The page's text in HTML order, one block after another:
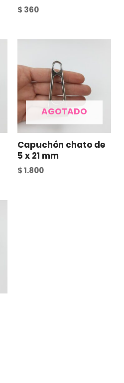
$ 360
AGOTADO
Capuchón chato de
5 x 21 mm
$1.800